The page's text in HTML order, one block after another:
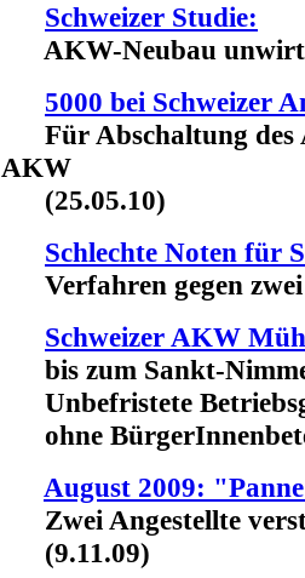
Schweizer Studie:
AKW-Neubau
5000 bei Schweizer
Für Abschaltung des
AKW
(25.05.10)
Schlechte Noten für
Verfahren gegen
Schweizer AKW
bis zum Sankt-
Unbefristete
ohne
August 2009:
Zwei Angestellte
(9.11.09)